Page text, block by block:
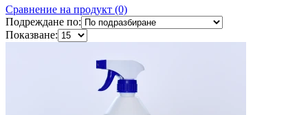
Сравнение на продукт (0)
Подреждане по:
Показване: